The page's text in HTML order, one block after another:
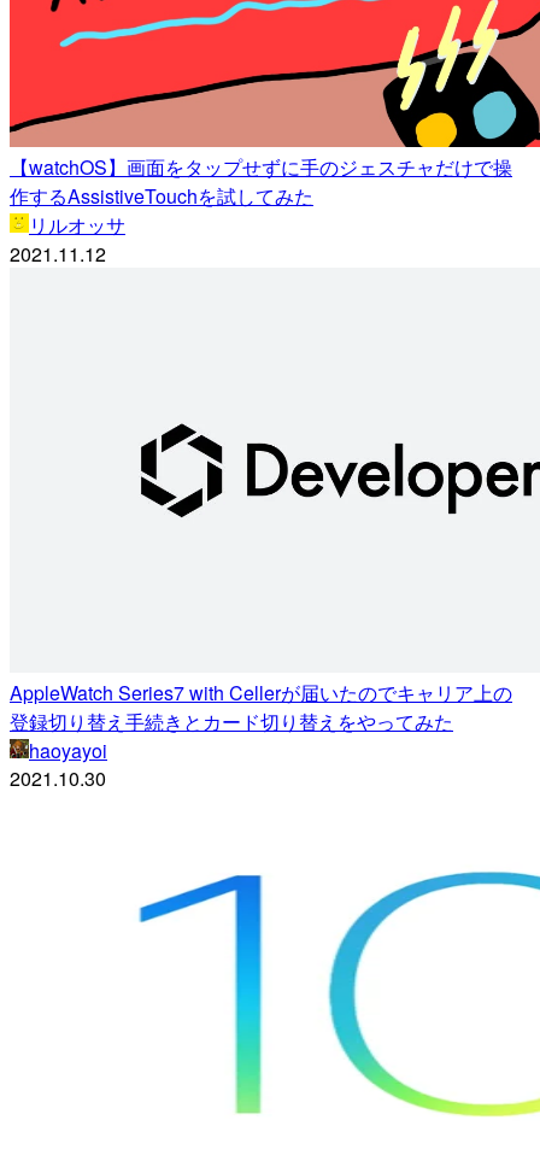
【watchOS】画面をタップせずに手のジェスチャだけで操
作するAssistiveTouchを試してみた
リルオッサ
2021.11.12
AppleWatch Series7 with Cellerが届いたのでキャリア上の
登録切り替え手続きとカード切り替えをやってみた
haoyayoi
2021.10.30